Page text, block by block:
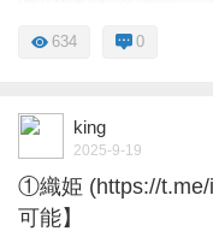
634 0
king
2025-9-19
①織姫 (https://t.me/
可能】